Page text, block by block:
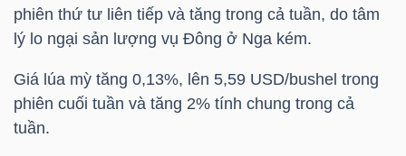
phiên thứ tư liên tiếp và tăng trong cả tuần, do tâm
lý lo ngại sản lượng vụ Đông ở Nga kém.
Giá lúa mỳ tăng 0,13%, lên 5,59 USD/bushel trong
phiên cuối tuần và tăng 2% tính chung trong cả
tuần.